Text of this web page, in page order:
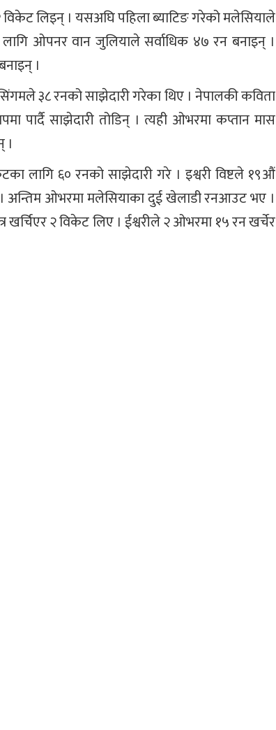
लिइन् । यसअघि पहिला ब्याटिङ गरेको मलेसियाले
ओपनर वान जुलियाले सर्वाधिक ४७ रन बनाइन् ।
।
३८ रनको साझेदारी गरेका थिए । नेपालकी कविता
पार्दै साझेदारी तोडिन् । त्यही ओभरमा कप्तान मास
लागि ६० रनको साझेदारी गरे । इश्वरी विष्टले १९औं
। अन्तिम ओभरमा मलेसियाका दुई खेलाडी रनआउट भए ।
२ विकेट लिए । ईश्वरीले २ ओभरमा १५ रन खर्चेर